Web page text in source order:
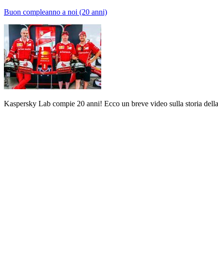
Buon compleanno a noi (20 anni)
Kaspersky Lab compie 20 anni! Ecco un breve video sulla storia